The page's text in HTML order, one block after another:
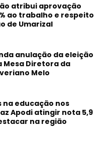
atribui aprovação
ao trabalho e respeito
de Umarizal
anulação da eleição
Mesa Diretora da
Melo
educação nos
Apodi atingir nota 5,9
na região